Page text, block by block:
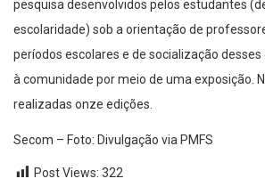
pesquisa desenvolvidos pelos estudantes
escolaridade) sob a orientação de
períodos escolares e de socialização
à comunidade por meio de uma exposição.
realizadas onze edições.
Secom – Foto: Divulgação via PMFS
Post Views: 322